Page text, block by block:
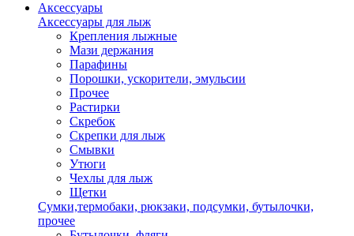
Аксессуары
Аксессуары для лыж
Крепления лыжные
Мази держания
Парафины
Порошки, ускорители, эмульсии
Прочее
Растирки
Скребок
Скрепки для лыж
Смывки
Утюги
Чехлы для лыж
Щетки
Сумки,термобаки, рюкзаки, подсумки, бутылочки,
прочее